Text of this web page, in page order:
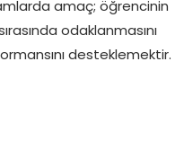
amaç; öğrencinin
odaklanmasını
desteklemektir.